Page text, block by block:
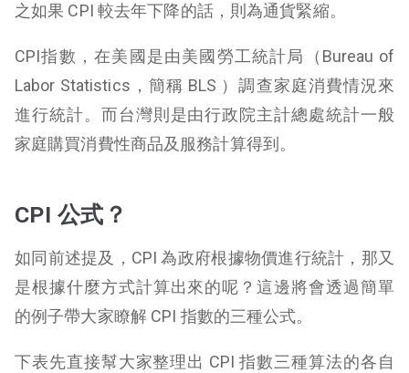
之如果 CPI 較去年下降的話，則為通貨緊縮。
CPI指數，在美國是由美國勞工統計局（Bureau of
Labor Statistics，簡稱 BLS ）調查家庭消費情況來
進行統計。而台灣則是由行政院主計總處統計一般
家庭購買消費性商品及服務計算得到。
CPI 公式？
如同前述提及，CPI 為政府根據物價進行統計，那又
是根據什麼方式計算出來的呢？這邊將會透過簡單
的例子帶大家瞭解 CPI 指數的三種公式。
下表先直接幫大家整理出 CPI 指數三種算法的各自